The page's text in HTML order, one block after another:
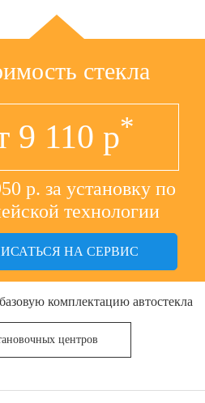
стекла
9 110 р*
р. за установку по
технологии
НА СЕРВИС
комплектацию автостекла
центров